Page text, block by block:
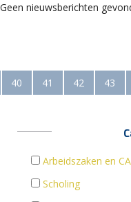
Geen nieuwsberichten
40 41 42 43
Arbeidszaken en
Scholing